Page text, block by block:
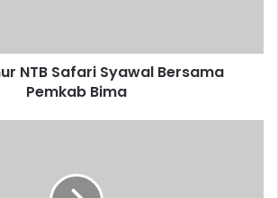
NTB Safari Syawal Bersama
Pemkab Bima